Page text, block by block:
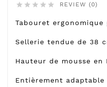
     REVIEW (0)
Tabouret
Sellerie tendue de 38
Hauteur de mousse en
Entièrement